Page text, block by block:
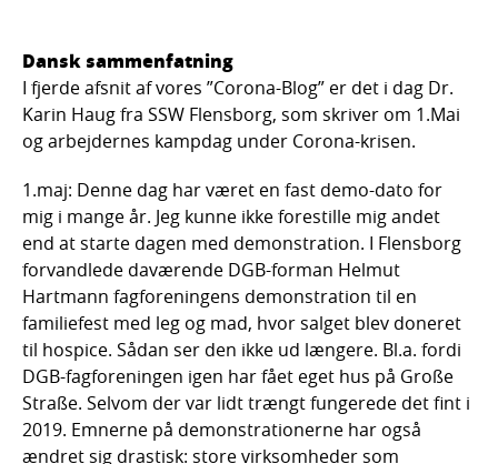
Dansk sammenfatning
I fjerde afsnit af vores ”Corona-Blog” er det i dag Dr.
Karin Haug fra SSW Flensborg, som skriver om 1.Mai
og arbejdernes kampdag under Corona-krisen.
1.maj: Denne dag har været en fast demo-dato for
mig i mange år. Jeg kunne ikke forestille mig andet
end at starte dagen med demonstration. I Flensborg
forvandlede daværende DGB-forman Helmut
Hartmann fagforeningens demonstration til en
familiefest med leg og mad, hvor salget blev doneret
til hospice. Sådan ser den ikke ud længere. Bl.a. fordi
DGB-fagforeningen igen har fået eget hus på Große
Straße. Selvom der var lidt trængt fungerede det fint i
2019. Emnerne på demonstrationerne har også
ændret sig drastisk: store virksomheder som